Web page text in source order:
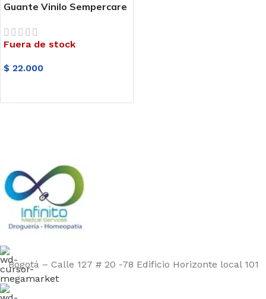
Guante Vinilo Sempercare
Fuera de stock
$ 22.000
Bogotá – Calle 127 # 20 -78 Edificio Horizonte local 101